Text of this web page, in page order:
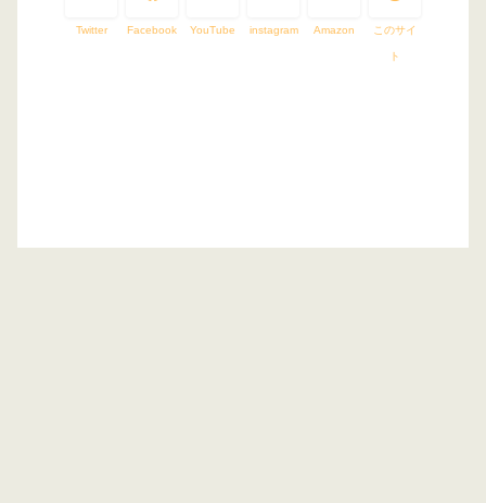
Twitter Facebook YouTube instagram Amazon このサイ
ト